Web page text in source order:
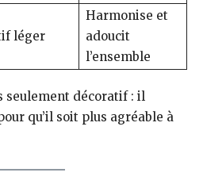
léger
Harmonise et
adoucit
l’ensemble
seulement décoratif : il
qu’il soit plus agréable à